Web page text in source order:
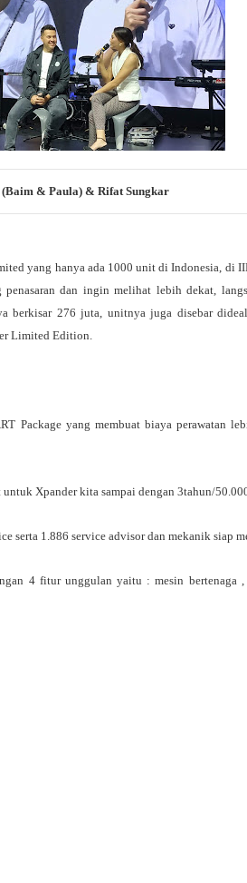
(Baim & Paula) & Rifat Sungkar
yang hanya ada 1000 unit di Indonesia, di
dan ingin melihat lebih dekat,
berkisar 276 juta, unitnya juga disebar
Limited Edition.
Package yang membuat biaya perawatan
Xpander kita sampai dengan 3tahun/
serta 1.886 service advisor dan mekanik siap
4 fitur unggulan yaitu : mesin bertenaga ,